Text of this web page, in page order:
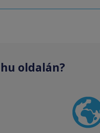
oldalán?